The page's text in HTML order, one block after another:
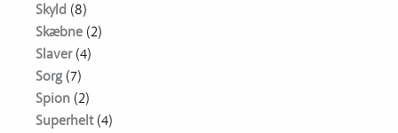
Skyld (8)
Skæbne (2)
Slaver(4)
Sorg(7)
Spion (2)
Superhelt(4)